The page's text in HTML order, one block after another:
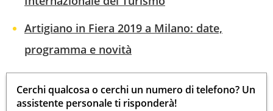
Artigiano in Fiera 2019 a Milano: date,
programma e novità
Cerchi qualcosa o cerchi un numero di telefono? Un
assistente personale ti risponderà!